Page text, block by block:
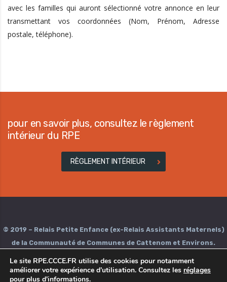
avec les familles qui auront sélectionné votre annonce en leur
transmettant vos coordonnées (Nom, Prénom, Adresse
postale, téléphone).
pour en savoir plus, consultez le règlement
intérieur du RPE
RÈGLEMENT INTÉRIEUR
© 2019 – Relais Petite Enfance (ex-Relais Assistants Maternels)
de la Communauté de Communes de Cattenom et Environs.
Plan du site • CGU • Mentions légales
Le site RPE.CCCE.FR utilise des cookies pour notamment
améliorer votre expérience d’utilisation. Consultez les réglages
pour plus d'informations.